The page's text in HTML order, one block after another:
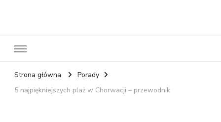
Strona główna
Porady
5 najpiękniejszych plaż w Chorwacji – przewodnik